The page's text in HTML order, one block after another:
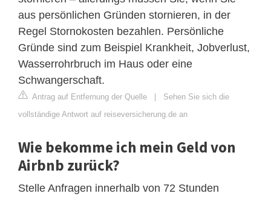
aus persönlichen Gründen stornieren, in der
Regel Stornokosten bezahlen. Persönliche
Gründe sind zum Beispiel Krankheit, Jobverlust,
Wasserrohrbruch im Haus oder eine
Schwangerschaft.
Antrag auf Entfernung der Quelle | Sehen Sie sich die
vollständige Antwort auf reiseversicherung.de an
Wie bekomme ich mein Geld von
Airbnb zurück?
Stelle Anfragen innerhalb von 72 Stunden